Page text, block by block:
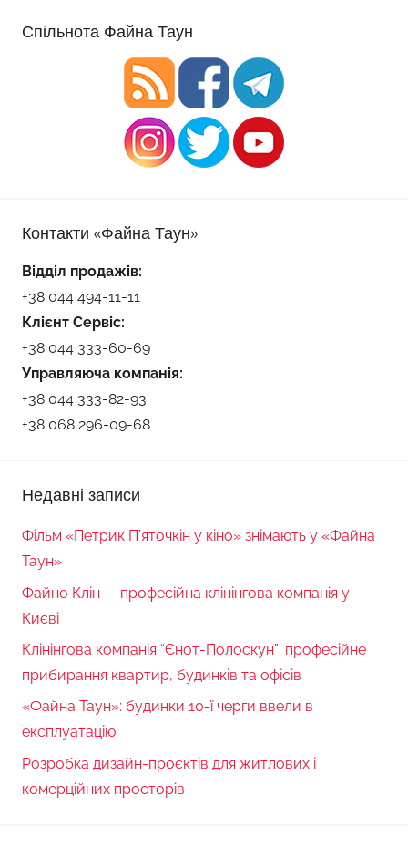
Спільнота Файна Таун
Контакти «Файна Таун»
Відділ продажів:
+38 044 494-11-11
Клієнт Сервіс:
+38 044 333-60-69
Управляюча компанія:
+38 044 333-82-93
+38 068 296-09-68
Недавні записи
Фільм «Петрик П’яточкін у кіно» знімають у «Файна
Таун»
Файно Клін — професійна клінінгова компанія у
Києві
Клінінгова компанія “Єнот-Полоскун”: професійне
прибирання квартир, будинків та офісів
«Файна Таун»: будинки 10-ї черги ввели в
експлуатацію
Розробка дизайн-проєктів для житлових і
комерційних просторів